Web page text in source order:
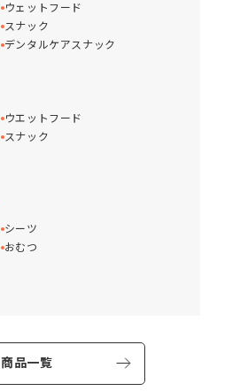
ウェットフード
スナック
デンタルケアスナック
ウエットフード
スナック
シーツ
おむつ
商品一覧